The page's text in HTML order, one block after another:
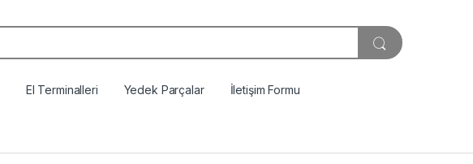
El Terminalleri Yedek Parçalar İletişim Formu